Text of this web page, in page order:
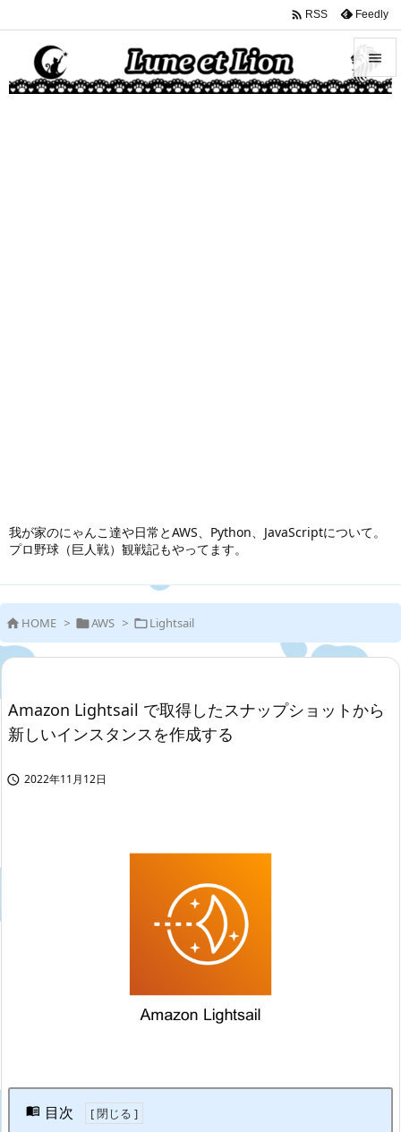
我が家のにゃんこ達や日常とAWS、Python、JavaScriptについて。
プロ野球（巨人戦）観戦記もやってます。


 RSS Feedly
 HOME > AWS > Lightsail
Amazon Lightsail で取得したスナップショットから
新しいインスタンスを作成する
 2022年11月12日
目次